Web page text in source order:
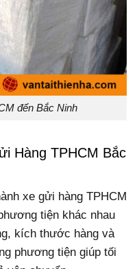
đến Bắc Ninh
Hàng TPHCM Bắc
xe gửi hàng TPHCM
tiện khác nhau
kích thước hàng và
phương tiện giúp tối